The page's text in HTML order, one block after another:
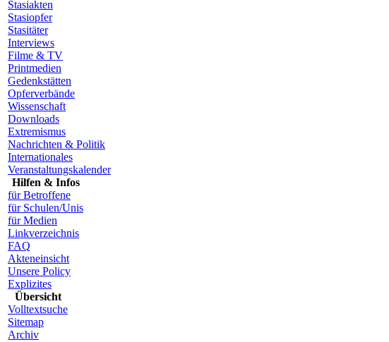
Stasiakten
Stasiopfer
Stasitäter
Interviews
Filme & TV
Printmedien
Gedenkstätten
Opferverbände
Wissenschaft
Downloads
Extremismus
Nachrichten & Politik
Internationales
Veranstaltungskalender
Hilfen & Infos
für Betroffene
für Schulen/Unis
für Medien
Linkverzeichnis
FAQ
Akteneinsicht
Unsere Policy
Explizites
Übersicht
Volltextsuche
Sitemap
Archiv